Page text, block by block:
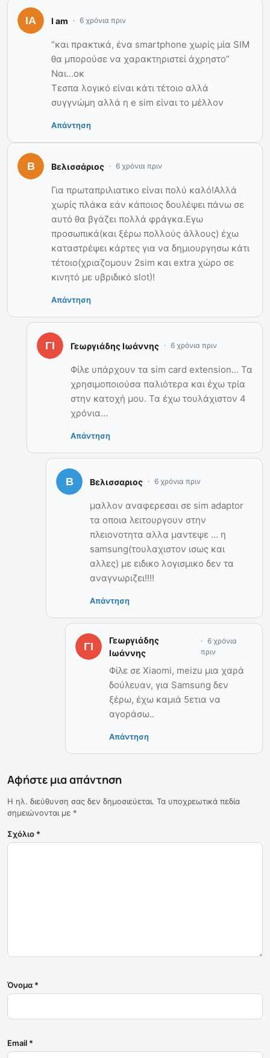
I am 6 χρόνια πριν
“και πρακτικά, ένα smartphone χωρίς μία SIM
θα μπορούσε να χαρακτηριστεί άχρηστο”
Ναι…οκ
Τεσπα λογικό είναι κάτι τέτοιο αλλά
συγγνώμη αλλά η e sim είναι το μέλλον
Απάντηση
Βελισσάριος 6 χρόνια πριν
Για πρωταπριλιατικο είναι πολύ καλό!Αλλά
χωρίς πλάκα εάν κάποιος δουλέψει πάνω σε
αυτό θα βγάζει πολλά φράγκα.Εγω
προσωπικά(και ξέρω πολλούς άλλους) έχω
καταστρέψει κάρτες για να δημιουργησω κάτι
τέτοιο(χριαζομουν 2sim και extra χώρο σε
κινητό με υβριδικό slot)!
Απάντηση
Γεωργιάδης Ιωάννης 6 χρόνια πριν
Φίλε υπάρχουν τα sim card extension… Τα
χρησιμοποιούσα παλιότερα και έχω τρία
στην κατοχή μου. Τα έχω τουλάχιστον 4
χρόνια…
Απάντηση
Βελισσαριος 6 χρόνια πριν
μαλλον αναφερεσαι σε sim adaptor
τα οποια λειτουργουν στην
πλειονοτητα αλλα μαντεψε … η
samsung(τουλαχιστον ισως και
αλλες) με ειδικο λογισμικο δεν τα
αναγνωριζει!!!!
Απάντηση
Γεωργιάδης
Ιωάννης
6 χρόνια
πριν
Φίλε σε Xiaomi, meizu μια χαρά
δούλευαν, για Samsung δεν
ξέρω, έχω καμιά 5ετια να
αγοράσω..
Απάντηση
Αφήστε μια απάντηση
Η ηλ. διεύθυνση σας δεν δημοσιεύεται. Τα υποχρεωτικά πεδία
σημειώνονται με *
Σχόλιο *
Όνομα *
Email *